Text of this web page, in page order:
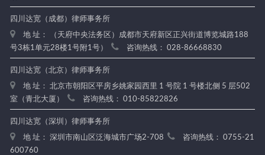
四川达宽（成都）律师事务所
地 址： （天府中央法务区）成都市天府新区正兴街道博览城路188
号3栋1单元28楼1号附1号）
咨询热线： 028-86668830
四川达宽（北京）律师事务所
地 址： 北京市朝阳区平房乡姚家园西里 1 号院 1 号楼北侧 5 层502
室（青北大厦）
咨询热线： 010-85822826
四川达宽（深圳）律师事务所
地 址： 深圳市南山区泛海城市广场2-708
咨询热线： 0755-21
600760